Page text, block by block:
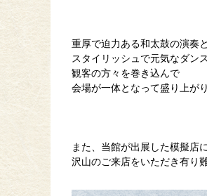
重厚で迫力ある和太鼓の演奏と
スタイリッシュで元気なダン
観客の方々を巻き込んで
会場が一体となって盛り上が
また、当館が出展した模擬店
沢山のご来店をいただき有り